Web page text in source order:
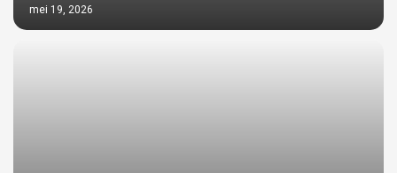
mei 19, 2026